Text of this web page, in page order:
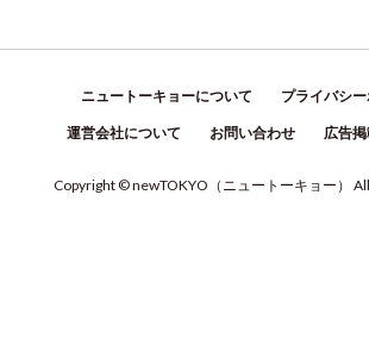
ニュートーキョーについて プライバシ
運営会社について お問い合わせ 広告
Copyright © newTOKYO （ ニュートーキョー ）